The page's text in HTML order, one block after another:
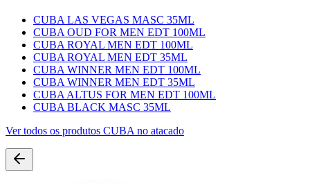
CUBA LAS VEGAS MASC 35ML
CUBA OUD FOR MEN EDT 100ML
CUBA ROYAL MEN EDT 100ML
CUBA ROYAL MEN EDT 35ML
CUBA WINNER MEN EDT 100ML
CUBA WINNER MEN EDT 35ML
CUBA ALTUS FOR MEN EDT 100ML
CUBA BLACK MASC 35ML
Ver todos os produtos CUBA no atacado